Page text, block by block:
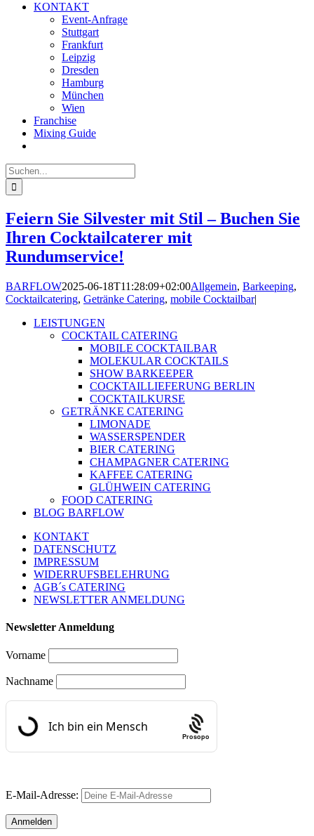
KONTAKT
Event-Anfrage
Stuttgart
Frankfurt
Leipzig
Dresden
Hamburg
München
Wien
Franchise
Mixing Guide
Suche
nach:
Feiern Sie Silvester mit Stil – Buchen Sie
Ihren Cocktailcaterer mit
Rundumservice!
BARFLOW2025-06-18T11:28:09+02:00Allgemein, Barkeeping,
Cocktailcatering, Getränke Catering, mobile Cocktailbar|
LEISTUNGEN
COCKTAIL CATERING
MOBILE COCKTAILBAR
MOLEKULAR COCKTAILS
SHOW BARKEEPER
COCKTAILLIEFERUNG BERLIN
COCKTAILKURSE
GETRÄNKE CATERING
LIMONADE
WASSERSPENDER
BIER CATERING
CHAMPAGNER CATERING
KAFFEE CATERING
GLÜHWEIN CATERING
FOOD CATERING
BLOG BARFLOW
KONTAKT
DATENSCHUTZ
IMPRESSUM
WIDERRUFSBELEHRUNG
AGB´s CATERING
NEWSLETTER ANMELDUNG
Newsletter Anmeldung
Vorname
Nachname
Prosopo
E-Mail-Adresse: